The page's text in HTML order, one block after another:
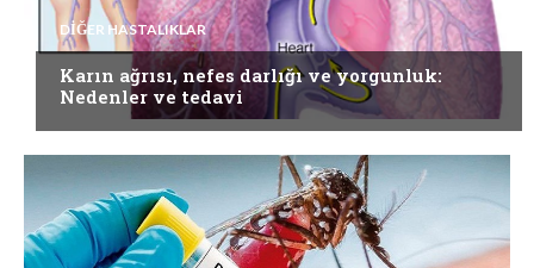
DIĞER HASTALIKLAR
Karın ağrısı, nefes darlığı ve yorgunluk:
Nedenler ve tedavi